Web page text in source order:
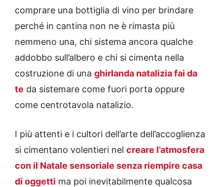
comprare una bottiglia di vino per brindare
perché in cantina non ne è rimasta più
nemmeno una, chi sistema ancora qualche
addobbo sull’albero e chi si cimenta nella
costruzione di una ghirlanda natalizia fai da
te da sistemare come fuori porta oppure
come centrotavola natalizio.
I più attenti e i cultori dell’arte dell’accoglienza
si cimentano volentieri nel creare l’atmosfera
con il Natale sensoriale senza riempire casa
di oggetti ma poi inevitabilmente qualcosa